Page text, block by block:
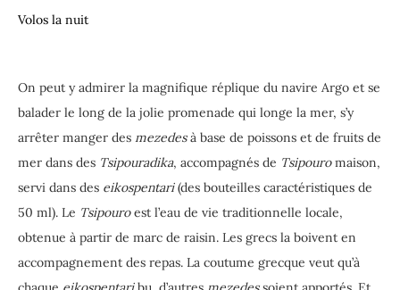
On peut y admirer la magnifique réplique du navire Argo et se
balader le long de la jolie promenade qui longe la mer, s’y
arrêter manger des mezedesà base de poissons et de fruits de
mer dans des Tsipouradika, accompagnés de Tsipouromaison,
servi dans des eikospentari(des bouteilles caractéristiques de
50 ml). Le Tsipouroest l’eau de vie traditionnelle locale,
obtenue à partir de marc de raisin. Les grecs la boivent en
accompagnement des repas. La coutume grecque veut qu’à